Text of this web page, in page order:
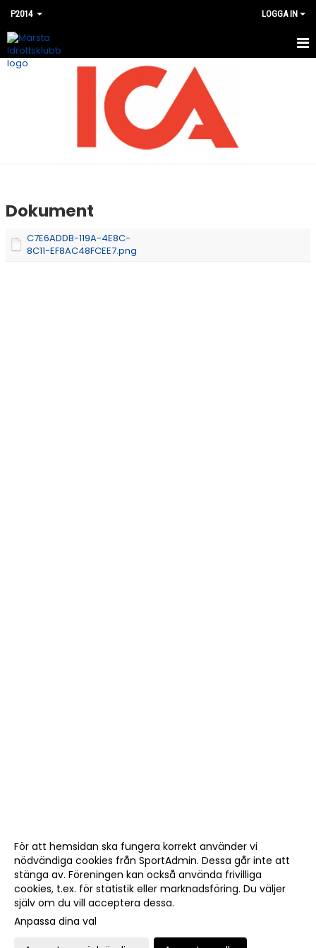
P2014 LOGGA IN
HEM
KONTAKT
Dokument
C7E6ADDB-119A-4E8C-
8C11-EF8AC48FCEE7.png
För att hemsidan ska fungera korrekt använder vi
nödvändiga cookies från SportAdmin. Dessa går inte att
stänga av. Föreningen kan också använda frivilliga
cookies, t.ex. för statistik eller marknadsföring. Du väljer
själv om du vill acceptera dessa.
Anpassa dina val